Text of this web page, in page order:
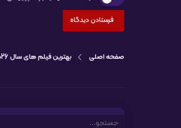
صفحه اصلی بهترین فیلم های سال 2026
Search